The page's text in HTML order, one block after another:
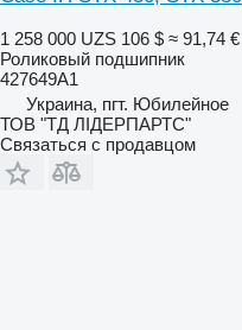
1 258 000 UZS 106 $ ≈ 91,74 €
Роликовый подшипник
427649A1
Украина, пгт. Юбилейное
ТОВ "ТД ЛІДЕРПАРТС"
Связаться с продавцом